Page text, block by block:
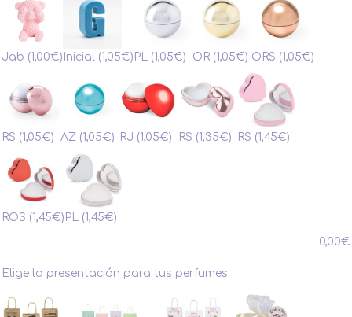
Jab (1,00€) Inicial (1,05€) PL (1,05€) OR (1,05€) ORS (1,05€)
RS (1,05€) AZ (1,05€) RJ (1,05€) RS (1,35€) RS (1,45€)
ROS (1,45€) PL (1,45€)
0,00€
Elige la presentación para tus perfumes